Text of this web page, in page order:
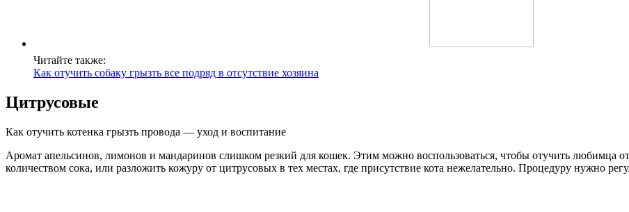
Читайте также:
Как отучить собаку грызть все подряд в отсутствие хозяина
Цитрусовые
Как отучить котенка грызть провода — уход и воспитание
Аромат апельсинов, лимонов и мандаринов слишком резкий для кошек. Этим можно воспользоваться, чтобы отучить любимца
количеством сока, или разложить кожуру от цитрусовых в тех местах, где присутствие кота нежелательно. Процедуру нужно